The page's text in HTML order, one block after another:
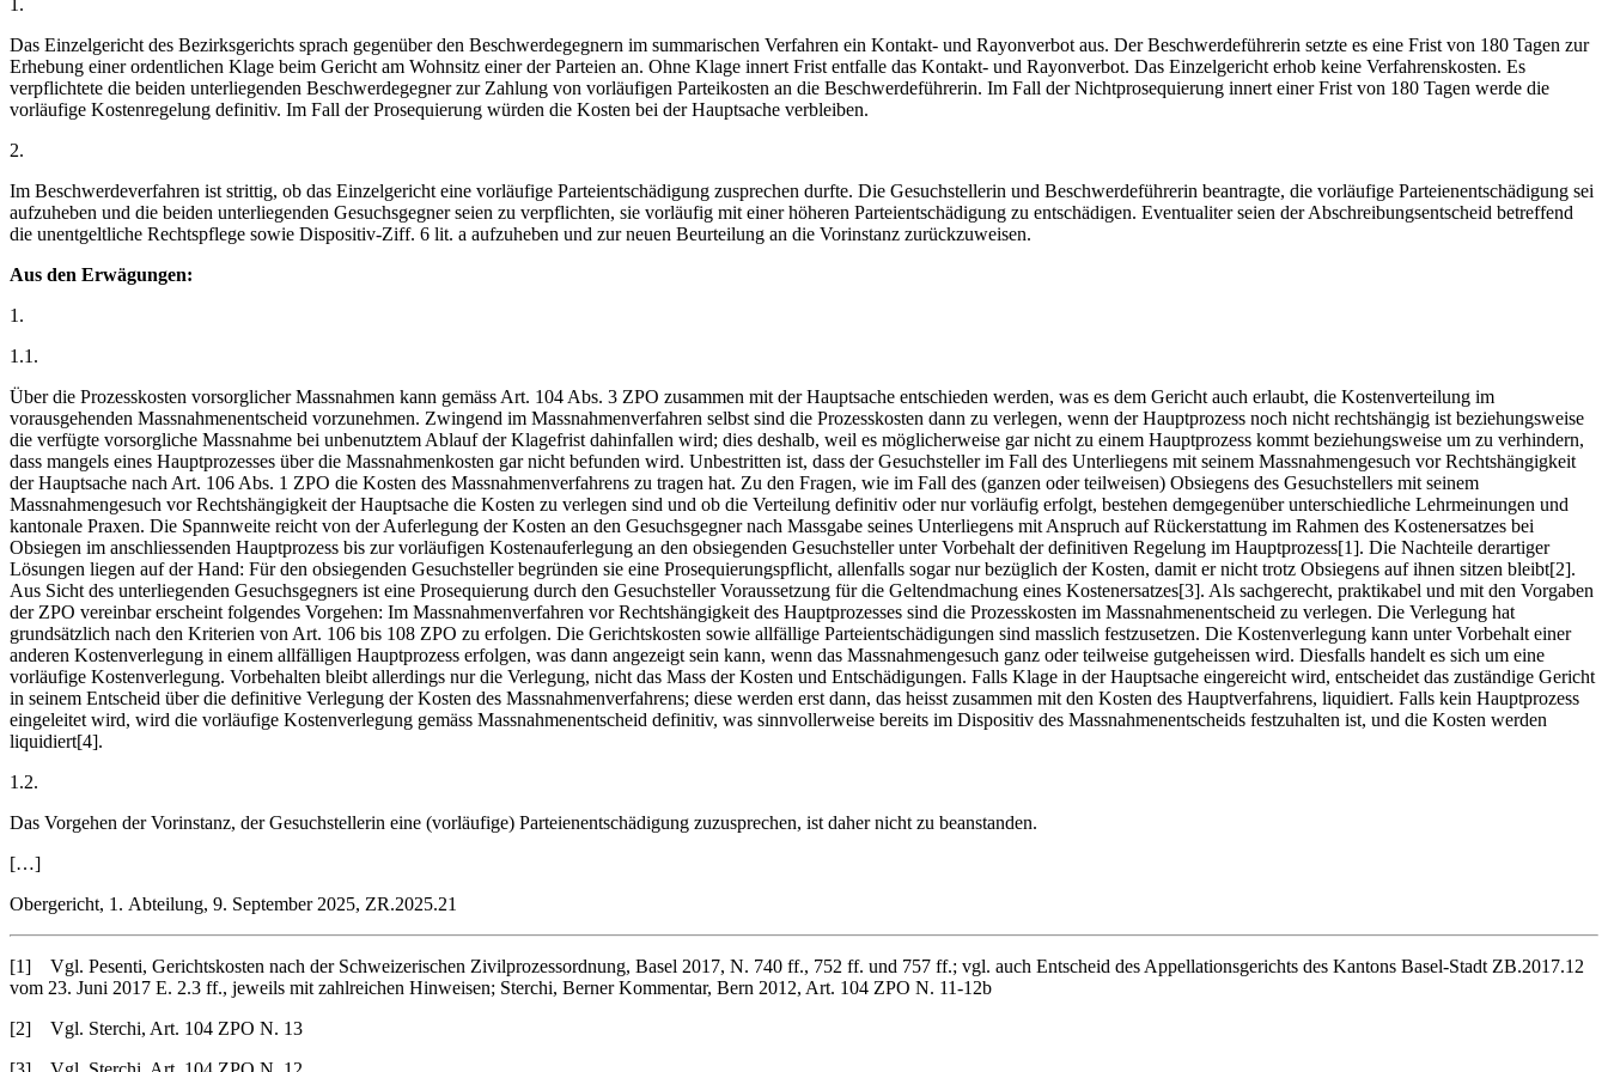
1.
Das Einzelgericht des Bezirksgerichts sprach gegenüber den Beschwerdegegnern im summarischen Verfahren ein Kontakt- und Rayonverbot aus. Der Beschwerdeführerin setzte es eine Frist von 180 Tagen zur
Erhebung einer ordentlichen Klage beim Gericht am Wohnsitz einer der Parteien an. Ohne Klage innert Frist entfalle das Kontakt- und Rayonverbot. Das Einzelgericht erhob keine Verfahrenskosten. Es
verpflichtete die beiden unterliegenden Beschwerdegegner zur Zahlung von vorläufigen Parteikosten an die Beschwerdeführerin. Im Fall der Nichtprosequierung innert einer Frist von 180 Tagen werde die
vorläufige Kostenregelung definitiv. Im Fall der Prosequierung würden die Kosten bei der Hauptsache verbleiben.
2.
Im Beschwerdeverfahren ist strittig, ob das Einzelgericht eine vorläufige Parteientschädigung zusprechen durfte. Die Gesuchstellerin und Beschwerdeführerin beantragte, die vorläufige Parteienentschädigung sei
aufzuheben und die beiden unterliegenden Gesuchsgegner seien zu verpflichten, sie vorläufig mit einer höheren Parteientschädigung zu entschädigen. Eventualiter seien der Abschreibungsentscheid betreffend
die unentgeltliche Rechtspflege sowie Dispositiv-Ziff. 6 lit. a aufzuheben und zur neuen Beurteilung an die Vorinstanz zurückzuweisen.
Aus den Erwägungen:
1.
1.1.
Über die Prozesskosten vorsorglicher Massnahmen kann gemäss Art. 104 Abs. 3 ZPO zusammen mit der Hauptsache entschieden werden, was es dem Gericht auch erlaubt, die Kostenverteilung im
vorausgehenden Massnahmenentscheid vorzunehmen. Zwingend im Massnahmenverfahren selbst sind die Prozesskosten dann zu verlegen, wenn der Hauptprozess noch nicht rechtshängig ist beziehungsweise
die verfügte vorsorgliche Massnahme bei unbenutztem Ablauf der Klagefrist dahinfallen wird; dies deshalb, weil es möglicherweise gar nicht zu einem Hauptprozess kommt beziehungsweise um zu verhindern,
dass mangels eines Hauptprozesses über die Massnahmenkosten gar nicht befunden wird. Unbestritten ist, dass der Gesuchsteller im Fall des Unterliegens mit seinem Massnahmengesuch vor Rechtshängigkeit
der Hauptsache nach Art. 106 Abs. 1 ZPO die Kosten des Massnahmenverfahrens zu tragen hat. Zu den Fragen, wie im Fall des (ganzen oder teilweisen) Obsiegens des Gesuchstellers mit seinem
Massnahmengesuch vor Rechtshängigkeit der Hauptsache die Kosten zu verlegen sind und ob die Verteilung definitiv oder nur vorläufig erfolgt, bestehen demgegenüber unterschiedliche Lehrmeinungen und
kantonale Praxen. Die Spannweite reicht von der Auferlegung der Kosten an den Gesuchsgegner nach Massgabe seines Unterliegens mit Anspruch auf Rückerstattung im Rahmen des Kostenersatzes bei
Obsiegen im anschliessenden Hauptprozess bis zur vorläufigen Kostenauferlegung an den obsiegenden Gesuchsteller unter Vorbehalt der definitiven Regelung im Hauptprozess[1]. Die Nachteile derartiger
Lösungen liegen auf der Hand: Für den obsiegenden Gesuchsteller begründen sie eine Prosequierungspflicht, allenfalls sogar nur bezüglich der Kosten, damit er nicht trotz Obsiegens auf ihnen sitzen bleibt[2].
Aus Sicht des unterliegenden Gesuchsgegners ist eine Prosequierung durch den Gesuchsteller Voraussetzung für die Geltendmachung eines Kostenersatzes[3]. Als sachgerecht, praktikabel und mit den Vorgaben
der ZPO vereinbar erscheint folgendes Vorgehen: Im Massnahmenverfahren vor Rechtshängigkeit des Hauptprozesses sind die Prozesskosten im Massnahmenentscheid zu verlegen. Die Verlegung hat
grundsätzlich nach den Kriterien von Art. 106 bis 108 ZPO zu erfolgen. Die Gerichtskosten sowie allfällige Parteientschädigungen sind masslich festzusetzen. Die Kostenverlegung kann unter Vorbehalt einer
anderen Kostenverlegung in einem allfälligen Hauptprozess erfolgen, was dann angezeigt sein kann, wenn das Massnahmengesuch ganz oder teilweise gutgeheissen wird. Diesfalls handelt es sich um eine
vorläufige Kostenverlegung. Vorbehalten bleibt allerdings nur die Verlegung, nicht das Mass der Kosten und Entschädigungen. Falls Klage in der Hauptsache eingereicht wird, entscheidet das zuständige Gericht
in seinem Entscheid über die definitive Verlegung der Kosten des Massnahmenverfahrens; diese werden erst dann, das heisst zusammen mit den Kosten des Hauptverfahrens, liquidiert. Falls kein Hauptprozess
eingeleitet wird, wird die vorläufige Kostenverlegung gemäss Massnahmenentscheid definitiv, was sinnvollerweise bereits im Dispositiv des Massnahmenentscheids festzuhalten ist, und die Kosten werden
liquidiert[4].
1.2.
Das Vorgehen der Vorinstanz, der Gesuchstellerin eine (vorläufige) Parteienentschädigung zuzusprechen, ist daher nicht zu beanstanden.
[…]
Obergericht, 1. Abteilung, 9. September 2025, ZR.2025.21
[1] Vgl. Pesenti, Gerichtskosten nach der Schweizerischen Zivilprozessordnung, Basel 2017, N. 740 ff., 752 ff. und 757 ff.; vgl. auch Entscheid des Appellationsgerichts des Kantons Basel-Stadt ZB.2017.12
vom 23. Juni 2017 E. 2.3 ff., jeweils mit zahlreichen Hinweisen; Sterchi, Berner Kommentar, Bern 2012, Art. 104 ZPO N. 11-12b
[2] Vgl. Sterchi, Art. 104 ZPO N. 13